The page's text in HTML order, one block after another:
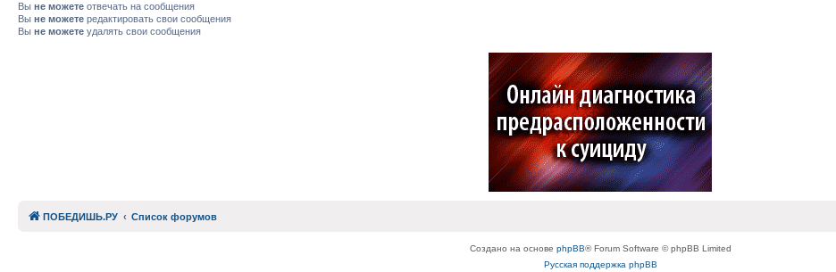
Вы не можете отвечать на сообщения
Вы не можете редактировать свои сообщения
Вы не можете удалять свои сообщения
ПОБЕДИШЬ.РУ Список форумов
Создано на основе phpBB® Forum Software © phpBB Limited
Русская поддержка phpBB